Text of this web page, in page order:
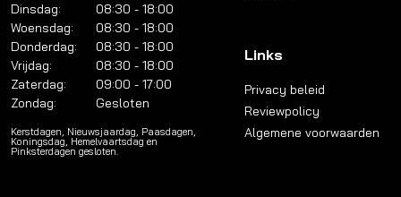
Dinsdag:
08:30 - 18:00
Woensdag:
08:30 - 18:00
Donderdag:
08:30 - 18:00
Vrijdag:
08:30 - 18:00
Zaterdag:
09:00 - 17:00
Zondag:
Gesloten
Kerstdagen, Nieuwsjaardag, Paasdagen,
Koningsdag, Hemelvaartsdag en
Pinksterdagen gesloten.
Links
Privacy beleid
Reviewpolicy
Algemene voorwaarden